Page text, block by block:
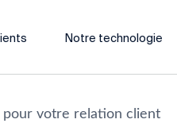
Notre technologie
pour votre relation client